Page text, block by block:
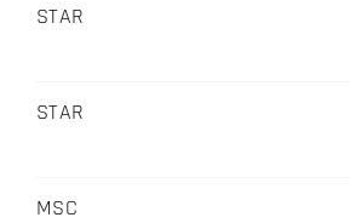
STAR
STAR
MSC